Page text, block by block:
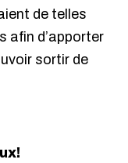
de telles
afin d’apporter
sortir de